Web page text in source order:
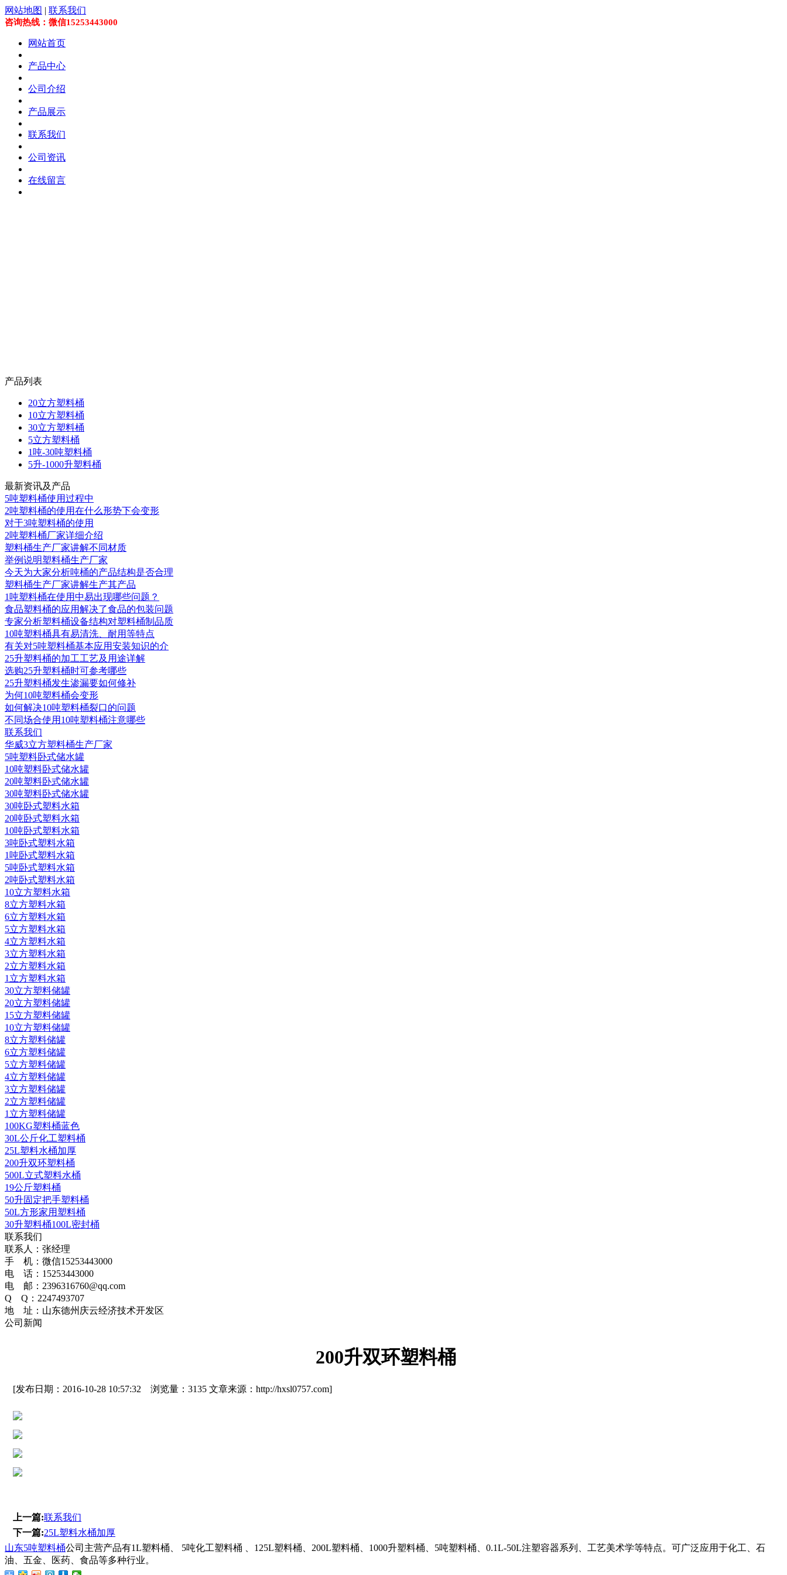
网站地图 | 联系我们
咨询热线：微信15253443000
网站首页
产品中心
公司介绍
产品展示
联系我们
公司资讯
在线留言
产品列表
20立方塑料桶
10立方塑料桶
30立方塑料桶
5立方塑料桶
1吨-30吨塑料桶
5升-1000升塑料桶
最新资讯及产品
5吨塑料桶使用过程中
2吨塑料桶的使用在什么形势下会变形
对于3吨塑料桶的使用
2吨塑料桶厂家详细介绍
塑料桶生产厂家讲解不同材质
举例说明塑料桶生产厂家
今天为大家分析吨桶的产品结构是否合理
塑料桶生产厂家讲解生产其产品
1吨塑料桶在使用中易出现哪些问题？
食品塑料桶的应用解决了食品的包装问题
专家分析塑料桶设备结构对塑料桶制品质
10吨塑料桶具有易清洗、耐用等特点
有关对5吨塑料桶基本应用安装知识的介
25升塑料桶的加工工艺及用途详解
选购25升塑料桶时可参考哪些
25升塑料桶发生渗漏要如何修补
为何10吨塑料桶会变形
如何解决10吨塑料桶裂口的问题
不同场合使用10吨塑料桶注意哪些
联系我们
华威3立方塑料桶生产厂家
5吨塑料卧式储水罐
10吨塑料卧式储水罐
20吨塑料卧式储水罐
30吨塑料卧式储水罐
30吨卧式塑料水箱
20吨卧式塑料水箱
10吨卧式塑料水箱
3吨卧式塑料水箱
1吨卧式塑料水箱
5吨卧式塑料水箱
2吨卧式塑料水箱
10立方塑料水箱
8立方塑料水箱
6立方塑料水箱
5立方塑料水箱
4立方塑料水箱
3立方塑料水箱
2立方塑料水箱
1立方塑料水箱
30立方塑料储罐
20立方塑料储罐
15立方塑料储罐
10立方塑料储罐
8立方塑料储罐
6立方塑料储罐
5立方塑料储罐
4立方塑料储罐
3立方塑料储罐
2立方塑料储罐
1立方塑料储罐
100KG塑料桶蓝色
30L公斤化工塑料桶
25L塑料水桶加厚
200升双环塑料桶
500L立式塑料水桶
19公斤塑料桶
50升固定把手塑料桶
50L方形家用塑料桶
30升塑料桶100L密封桶
联系我们
联系人：张经理
手 机：微信15253443000
电 话：15253443000
电 邮：2396316760@qq.com
Q Q：2247493707
地 址：山东德州庆云经济技术开发区
公司新闻
200升双环塑料桶
[发布日期：2016-10-28 10:57:32 浏览量：3135 文章来源：http://hxsl0757.com]
上一篇:联系我们
下一篇:25L塑料水桶加厚
山东5吨塑料桶公司主营产品有1L塑料桶、 5吨化工塑料桶 、125L塑料桶、200L塑料桶、1000升塑料桶、5吨塑料桶、0.1L-50L注塑容器系列、工艺美术学等特点。可广泛应用于化工、石
油、五金、医药、食品等多种行业。